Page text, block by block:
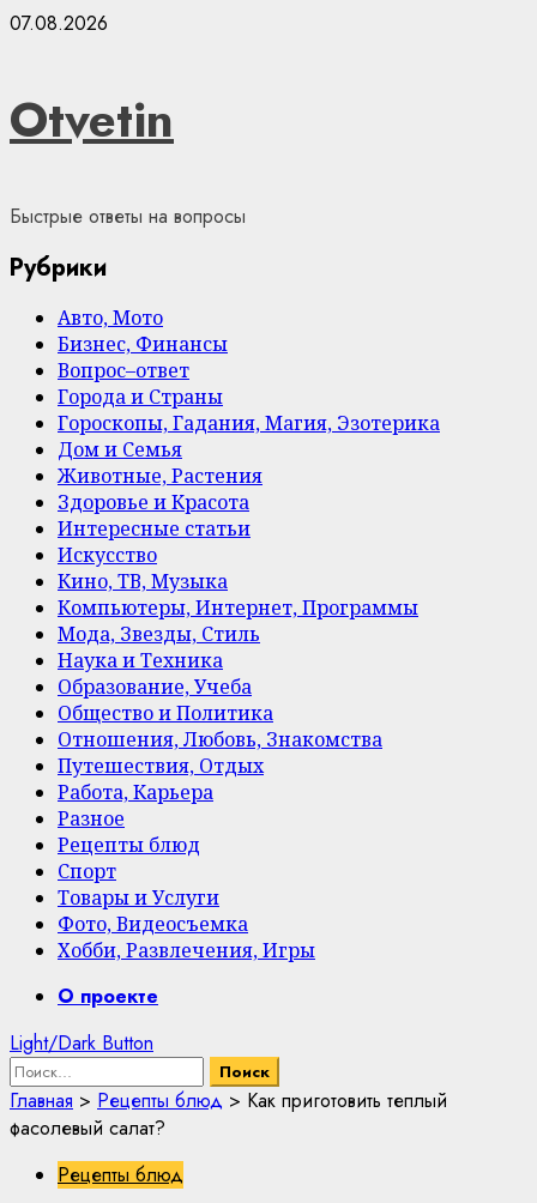
Skip
07.08.2026
Otvetin
Быстрые ответы на вопросы
Рубрики
Авто, Мото
Бизнес, Финансы
Вопрос–ответ
Города и Страны
Гороскопы, Гадания, Магия, Эзотерика
Дом и Семья
Животные, Растения
Здоровье и Красота
Интересные статьи
Искусство
Кино, ТВ, Музыка
Компьютеры, Интернет, Программы
Мода, Звезды, Стиль
Наука и Техника
Образование, Учеба
Общество и Политика
Отношения, Любовь, Знакомства
Путешествия, Отдых
Работа, Карьера
Разное
Рецепты блюд
Спорт
Товары и Услуги
Фото, Видеосъемка
Хобби, Развлечения, Игры
PrimaryО проекте
Light/Dark Button
Найти:
Главная > Рецепты блюд > Как приготовить теплый
фасолевый салат?
Рецепты блюд